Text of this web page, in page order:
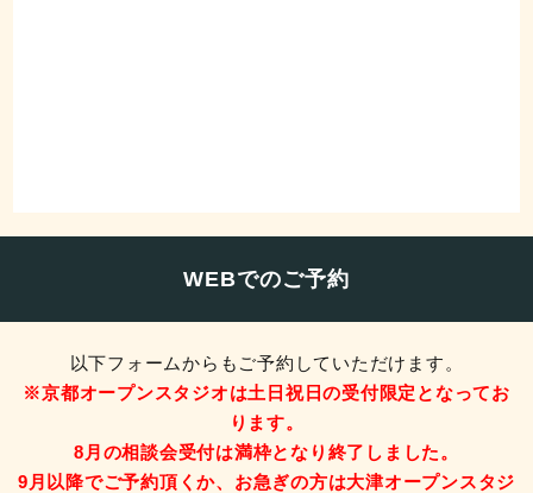
WEBでのご予約
以下フォームからもご予約していただけます。
※京都オープンスタジオは土日祝日の受付限定となってお
ります。
8月の相談会受付は満枠となり終了しました。
9月以降でご予約頂くか、お急ぎの方は大津オープンスタジ